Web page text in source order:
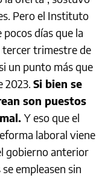
Pero el Instituto
días que la
tercer trimestre de
un punto más que
2023. Si bien se
son puestos
Y eso que el
laboral viene
gobierno anterior
empleasen sin